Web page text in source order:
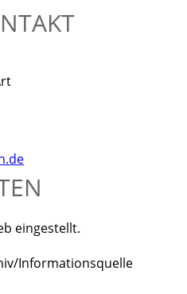
eingestellt.
Informationsquelle